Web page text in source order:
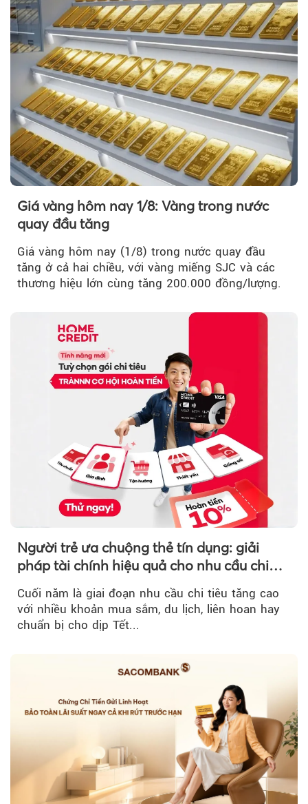
Giá vàng hôm nay 1/8: Vàng trong nước
quay đầu tăng
Giá vàng hôm nay (1/8) trong nước quay đầu
tăng ở cả hai chiều, với vàng miếng SJC và các
thương hiệu lớn cùng tăng 200.000 đồng/lượng.
Người trẻ ưa chuộng thẻ tín dụng: giải
pháp tài chính hiệu quả cho nhu cầu chi
tiêu cuối năm
Cuối năm là giai đoạn nhu cầu chi tiêu tăng cao
với nhiều khoản mua sắm, du lịch, liên hoan hay
chuẩn bị cho dịp Tết...